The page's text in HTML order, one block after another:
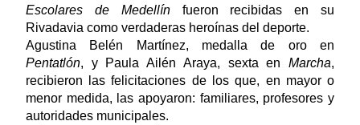
Escolares de Medellínfueron recibidas en su
Rivadavia como verdaderas heroínas del deporte.
Agustina Belén Martínez, medalla de oro en
Pentatlón, y Paula Ailén Araya, sexta enMarcha,
recibieron las felicitaciones de los que, en mayor o
menor medida, las apoyaron: familiares, profesores y
autoridades municipales.